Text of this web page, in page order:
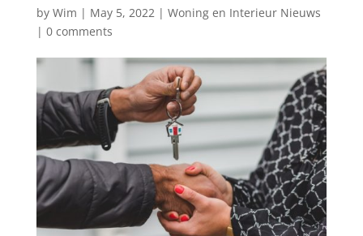
by Wim | May 5, 2022| Woning en Interieur Nieuws
| 0 comments